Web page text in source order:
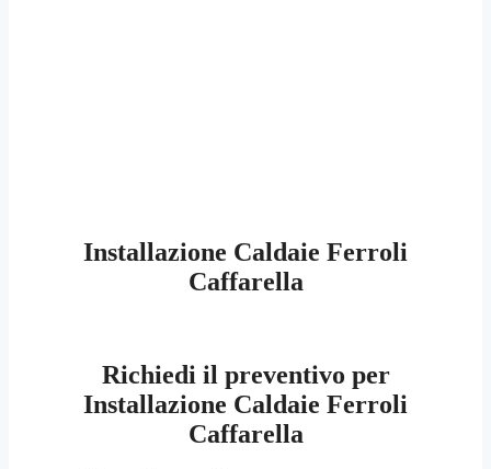
Installazione Caldaie Ferroli
Caffarella
Richiedi il preventivo per
Installazione Caldaie Ferroli
Caffarella